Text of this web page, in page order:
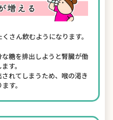
さん飲むようになります。
糖を排出しようと腎臓が働
す。
れてしまうため、喉の渇き
す。